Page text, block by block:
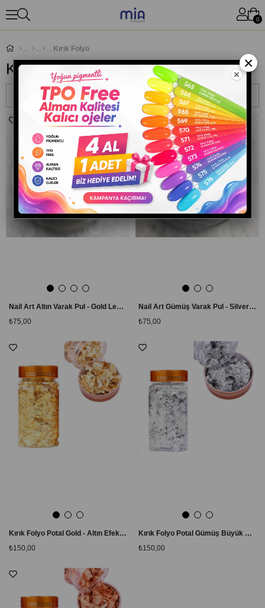
0
Kırık Folyo
Kırık Folyo
Filtreleme
Sıralama
Nail Art Altın Varak Pul - Gold Leaf Tırnak Süsleme Folyosu
₺75,00
Nail Art Gümüş Varak Pul - Silver Leaf Tırnak Süsleme Folyosu
₺75,00
Kırık Folyo Potal Gold - Altın Efektli Nail Art Tırnak Süsleme Folyosu
₺150,00
Kırık Folyo Potal Gümüş Büyük Boy - Silver Efektli Nail Art Tırnak Süsleme Folyosu
₺150,00
×